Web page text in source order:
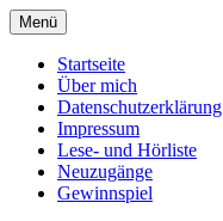
Zum
Inhalt
springen
Menü
Startseite
Über mich
Datenschutzerklärung
Impressum
Lese- und Hörliste
Neuzugänge
Gewinnspiel